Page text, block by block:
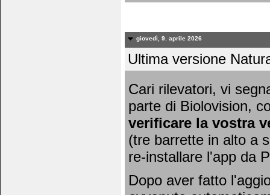
giovedì, 9. aprile 2026
Ultima versione
Cari rilevatori, vi
parte di Biolovision,
verificare la vostra
(tre barrette in alto a
re-installare l'app da
Dopo aver fatto